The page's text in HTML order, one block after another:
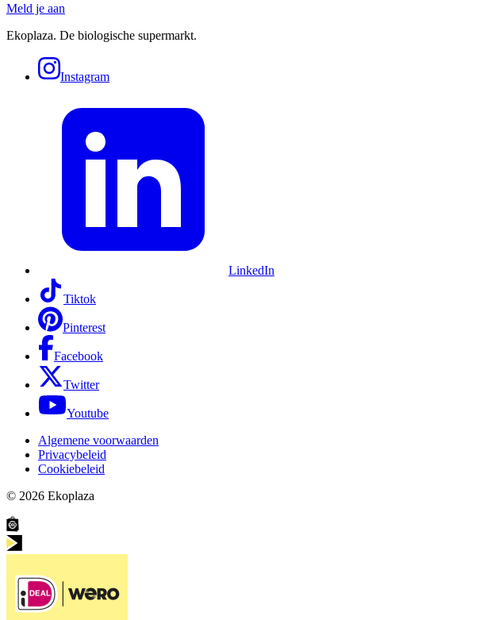
Meld je aan
Ekoplaza. De biologische supermarkt.
Instagram
LinkedIn
Tiktok
Pinterest
Facebook
Twitter
Youtube
Algemene voorwaarden
Privacybeleid
Cookiebeleid
© 2026 Ekoplaza